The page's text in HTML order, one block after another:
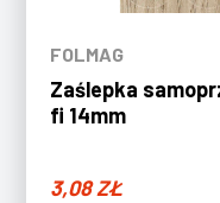
FOLMAG
Zaślepka
fi 14mm
3,08ZŁ